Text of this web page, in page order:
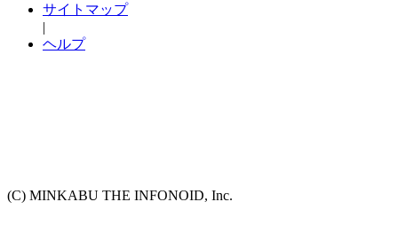
サイトマップ
|
ヘルプ
(C) MINKABU THE INFONOID, Inc.